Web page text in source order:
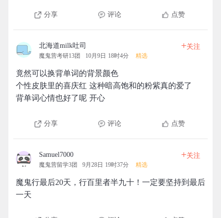
分享 评论 点赞
北海道milk吐司
魔鬼营考研13团 10月9日 18时4分 精选
+关注
竟然可以换背单词的背景颜色
个性皮肤里的喜庆红 这种暗高饱和的粉紫真的爱了
背单词心情也好了呢 开心
分享 评论 点赞
Samuel7000
魔鬼营留学3团 9月28日 19时37分 精选
+关注
魔鬼行最后20天，行百里者半九十！一定要坚持到最后
一天